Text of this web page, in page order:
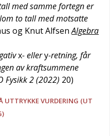
med samme fortegn er
to tall med motsatte
og Knut Alfsen Algebra
x- ellery-retning, får
av kraftsummene
Fysikk 2 (2022) 20)
UTTRYKKE VURDERING (UT